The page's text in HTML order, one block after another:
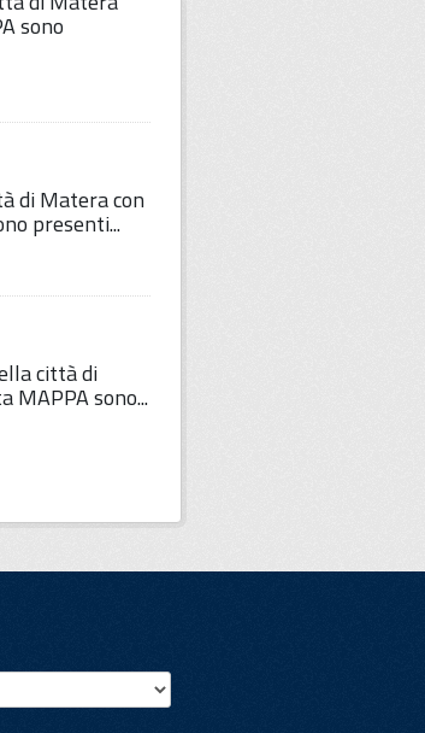
sono
di Matera con
presenti...
città di
MAPPA sono...